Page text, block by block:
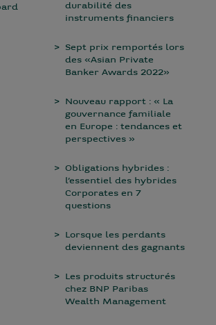
durabilité des
instruments financiers
Sept prix remportés lors
des «Asian Private
Banker Awards 2022»
Nouveau rapport : « La
gouvernance familiale
en Europe : tendances et
perspectives »
Obligations hybrides :
l’essentiel des hybrides
Corporates en 7
questions
Lorsque les perdants
deviennent des gagnants
Les produits structurés
chez BNP Paribas
Wealth Management